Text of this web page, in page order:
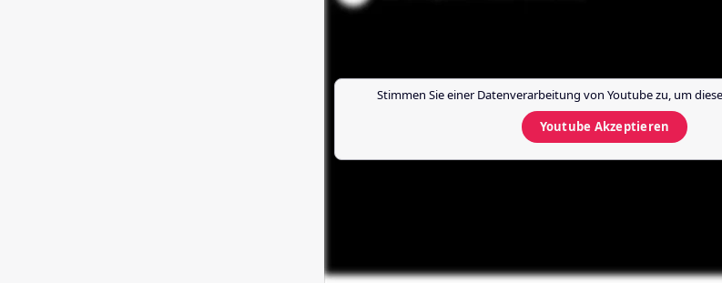
Stimmen Sie einer Datenverarbeitung von Youtubezu, um
Youtube Akzeptieren